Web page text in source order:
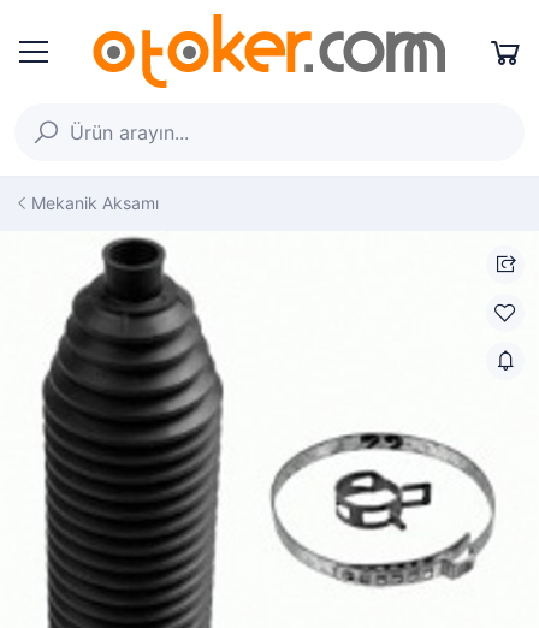
Mekanik Aksamı